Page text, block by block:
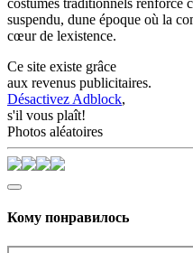
costumes traditionnels renforce
suspendu, dune époque où la
cœur de lexistence.
Ce site existe grâce
aux revenus publicitaires.
Désactivez Adblock,
s'il vous plaît!
Photos aléatoires
Кому понравилось